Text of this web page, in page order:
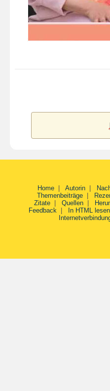
Home| Autorin|
Themenbeiträge|
Zitate| Quellen|
Feedback|
In HTML